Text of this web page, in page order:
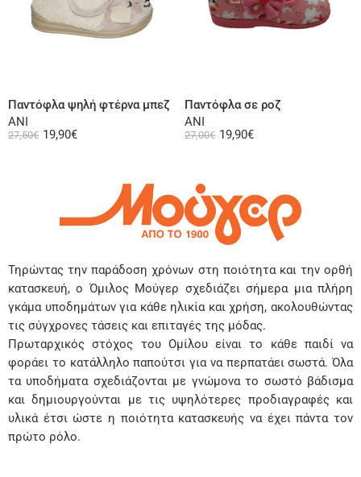
Παντόφλα ψηλή φτέρνα μπεζ
ANI
27,50€ 19,90€
Παντόφλα σε ροζ
ANI
27,00€ 19,90€
Τηρώντας την παράδοση χρόνων στη ποιότητα και την ορθή
κατασκευή, ο Όμιλος Μούγερ σχεδιάζει σήμερα μια πλήρη
γκάμα υποδημάτων για κάθε ηλικία και χρήση, ακολουθώντας
τις σύγχρονες τάσεις και επιταγές της μόδας.
Πρωταρχικός στόχος του Ομίλου είναι το κάθε παιδί να
φοράει το κατάλληλο παπούτσι για να περπατάει σωστά. Όλα
τα υποδήματα σχεδιάζονται με γνώμονα το σωστό βάδισμα
και δημιουργούνται με τις υψηλότερες προδιαγραφές και
υλικά έτσι ώστε η ποιότητα κατασκευής να έχει πάντα τον
πρώτο ρόλο.